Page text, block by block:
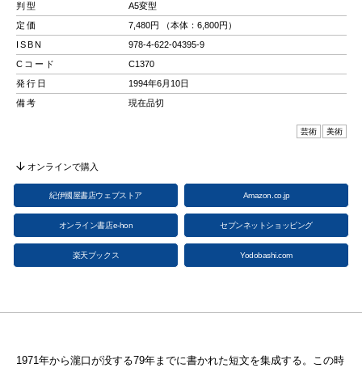
判型
A5変型
定価
7,480円 （本体：6,800円）
ISBN
978-4-622-04395-9
Cコード
C1370
発行日
1994年6月10日
備考
現在品切
芸術 美術
オンラインで購入
紀伊國屋書店ウェブストア Amazon.co.jp
オンライン書店e-hon セブンネットショッピング
楽天ブックス Yodobashi.com
1971年から瀧口が没する79年までに書かれた短文を集成する。この時